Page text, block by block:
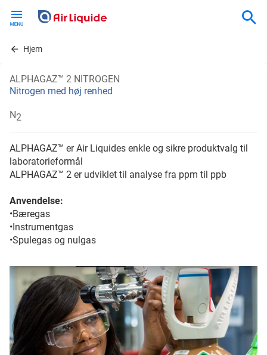
contentHjem
ALPHAGAZ™ 2 NITROGEN
Nitrogen med høj renhed
N2
ALPHAGAZ™ er Air Liquides enkle og sikre produktvalg til
laboratorieformål
ALPHAGAZ™ 2 er udviklet til analyse fra ppm til ppb
Anvendelse:
•Bæregas
•Instrumentgas
•Spulegas og nulgas